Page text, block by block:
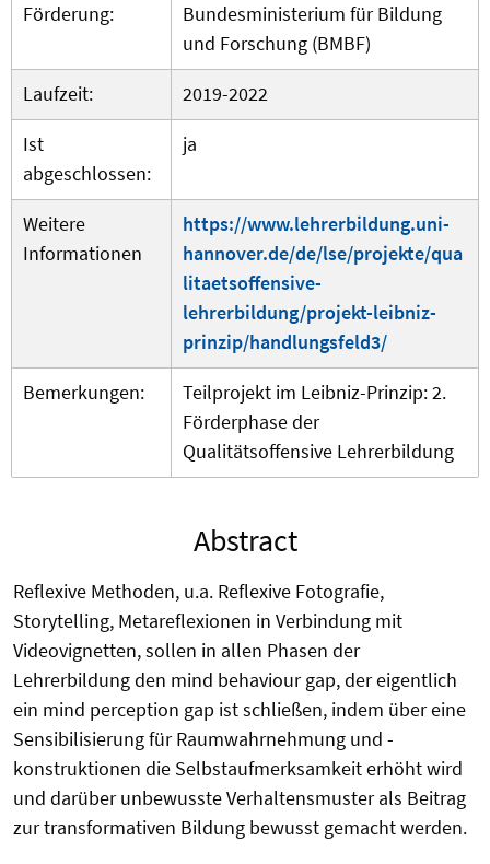
Förderung:
Bundesministerium für Bildung
und Forschung (BMBF)
Laufzeit:
2019-2022
Ist
abgeschlossen:
ja
Weitere
Informationen
https://www.lehrerbildung.uni-
hannover.de/de/lse/projekte/qua
litaetsoffensive-
lehrerbildung/projekt-leibniz-
prinzip/handlungsfeld3/
Bemerkungen:
Teilprojekt im Leibniz-Prinzip: 2.
Förderphase der
Qualitätsoffensive Lehrerbildung
Abstract
Reflexive Methoden, u.a. Reflexive Fotografie,
Storytelling, Metareflexionen in Verbindung mit
Videovignetten, sollen in allen Phasen der
Lehrerbildung den mind behaviour gap, der eigentlich
ein mind perception gap ist schließen, indem über eine
Sensibilisierung für Raumwahrnehmung und -
konstruktionen die Selbstaufmerksamkeit erhöht wird
und darüber unbewusste Verhaltensmuster als Beitrag
zur transformativen Bildung bewusst gemacht werden.